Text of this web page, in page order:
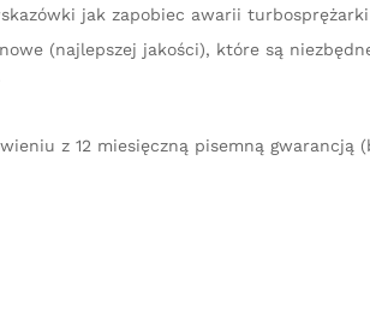
jak zapobiec awarii turbosprężarki
(najlepszej jakości), które są
z 12 miesięczną pisemną